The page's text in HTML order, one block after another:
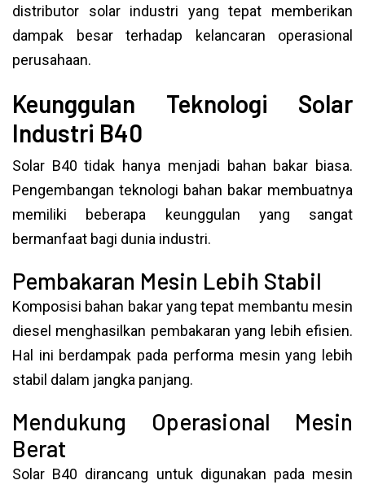
distributor solar industri yang tepat memberikan
dampak besar terhadap kelancaran operasional
perusahaan.
Keunggulan Teknologi Solar
Industri B40
Solar B40 tidak hanya menjadi bahan bakar biasa.
Pengembangan teknologi bahan bakar membuatnya
memiliki beberapa keunggulan yang sangat
bermanfaat bagi dunia industri.
Pembakaran Mesin Lebih Stabil
Komposisi bahan bakar yang tepat membantu mesin
diesel menghasilkan pembakaran yang lebih efisien.
Hal ini berdampak pada performa mesin yang lebih
stabil dalam jangka panjang.
Mendukung Operasional Mesin
Berat
Solar B40 dirancang untuk digunakan pada mesin